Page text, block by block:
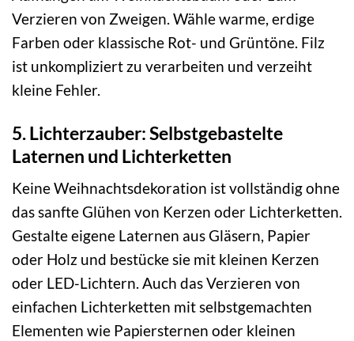
Verzieren von Zweigen. Wähle warme, erdige
Farben oder klassische Rot- und Grüntöne. Filz
ist unkompliziert zu verarbeiten und verzeiht
kleine Fehler.
5. Lichterzauber: Selbstgebastelte
Laternen und Lichterketten
Keine Weihnachtsdekoration ist vollständig ohne
das sanfte Glühen von Kerzen oder Lichterketten.
Gestalte eigene Laternen aus Gläsern, Papier
oder Holz und bestücke sie mit kleinen Kerzen
oder LED-Lichtern. Auch das Verzieren von
einfachen Lichterketten mit selbstgemachten
Elementen wie Papiersternen oder kleinen